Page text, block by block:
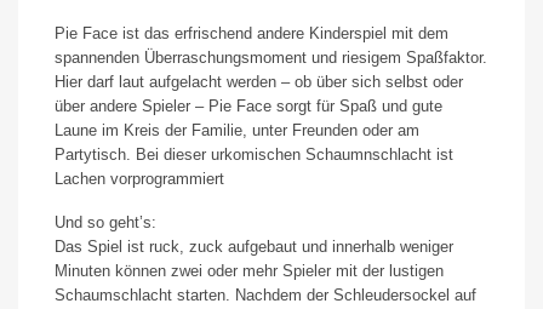
Pie Face ist das erfrischend andere Kinderspiel mit dem
spannenden Überraschungsmoment und riesigem Spaßfaktor.
Hier darf laut aufgelacht werden – ob über sich selbst oder
über andere Spieler – Pie Face sorgt für Spaß und gute
Laune im Kreis der Familie, unter Freunden oder am
Partytisch. Bei dieser urkomischen Schaumnschlacht ist
Lachen vorprogrammiert
Und so geht’s:
Das Spiel ist ruck, zuck aufgebaut und innerhalb weniger
Minuten können zwei oder mehr Spieler mit der lustigen
Schaumschlacht starten. Nachdem der Schleudersockel auf